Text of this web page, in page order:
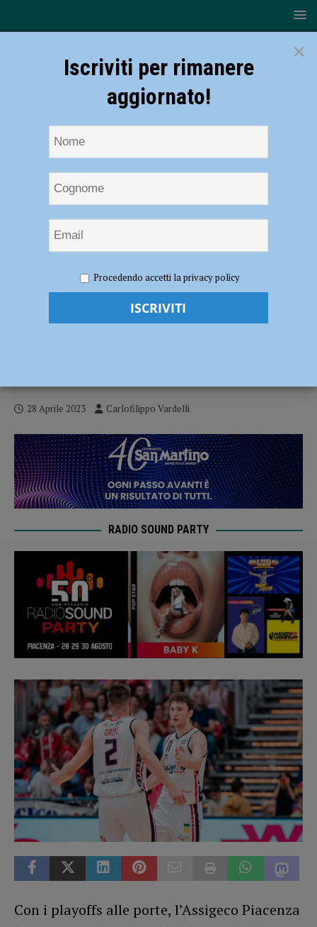
L’Assigeco sfiderà la Effe nell’ultima trasferta della fase a orologio –
Serie A2 – L’Assigeco sfiderà la Effe
28 Aprile 2023 Carlofilippo Vardelli
RADIO SOUND PARTY
Con i playoffs alle porte, l’Assigeco Piacenza
×
Iscriviti per rimanere
aggiornato!
Procedendo accetti la privacy policy